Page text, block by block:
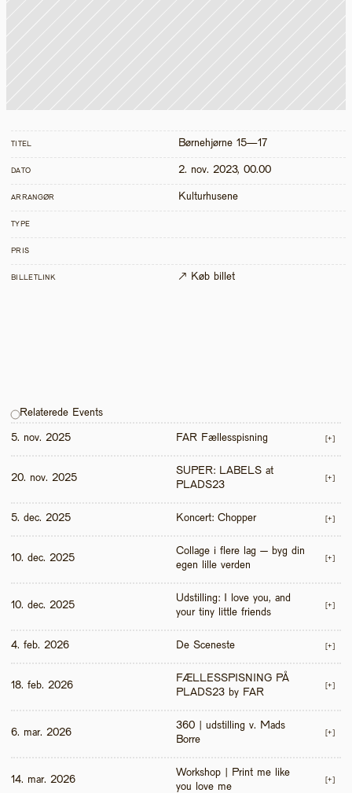
TITEL Børnehjørne 15—17
DATO 2. nov. 2023, 00.00
ARRANGØR Kulturhusene
TYPE
PRIS
BILLETLINK ↗ Køb billet
Relaterede Events
5. nov. 2025 FAR Fællesspisning [+]
20. nov. 2025
SUPER: LABELS at
PLADS23
[+]
5. dec. 2025 Koncert: Chopper [+]
10. dec. 2025
Collage i flere lag – byg din
egen lille verden
[+]
10. dec. 2025
Udstilling: I love you, and
your tiny little friends
[+]
4. feb. 2026 De Sceneste [+]
18. feb. 2026
FÆLLESSPISNING PÅ
PLADS23 by FAR
[+]
6. mar. 2026
360 | udstilling v. Mads
Borre
[+]
14. mar. 2026
Workshop | Print me like
you love me
[+]